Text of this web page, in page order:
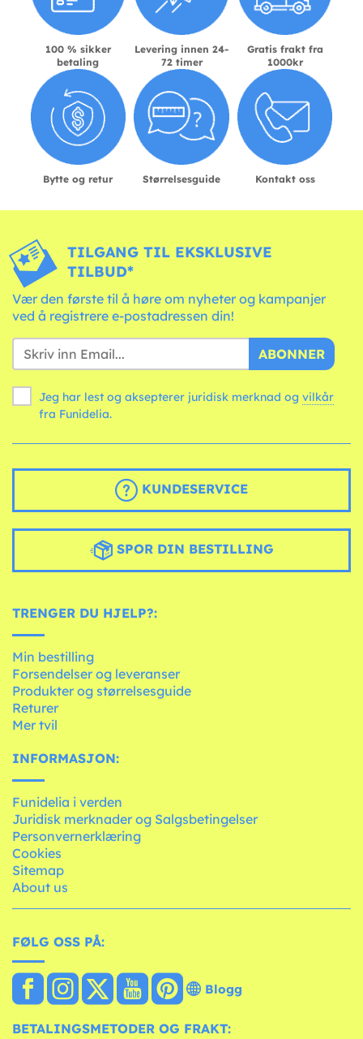
100 % sikker
betaling
Levering innen 24-
72 timer
Gratis frakt fra
1000kr
Bytte og retur Størrelsesguide Kontakt oss
TILGANG TIL EKSKLUSIVE
TILBUD*
Vær den første til å høre om nyheter og kampanjer
ved å registrere e-postadressen din!
ABONNER
Jeg har lest og aksepterer juridisk merknad og vilkår
fra Funidelia.
KUNDESERVICE
SPOR DIN BESTILLING
TRENGER DU HJELP?:
Min bestilling
Forsendelser og leveranser
Produkter og størrelsesguide
Returer
Mer tvil
INFORMASJON:
Funidelia i verden
Juridisk merknader og Salgsbetingelser
Personvernerklæring
Cookies
Sitemap
About us
FØLG OSS PÅ:
Blogg
BETALINGSMETODER OG FRAKT: